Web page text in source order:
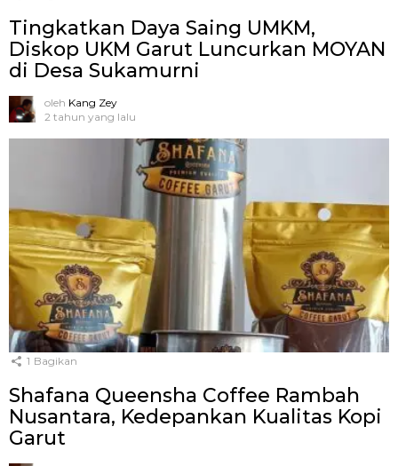
Tingkatkan Daya Saing UMKM,
Diskop UKM Garut Luncurkan MOYAN
di Desa Sukamurni
oleh Kang Zey
2 tahun yang lalu
1 Bagikan
Shafana Queensha Coffee Rambah
Nusantara, Kedepankan Kualitas Kopi
Garut